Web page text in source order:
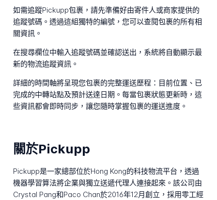
如需追蹤Pickupp包裹，請先準備好由寄件人或商家提供的
追蹤號碼。透過這組獨特的編號，您可以查閱包裹的所有相
關資訊。
在搜尋欄位中輸入追蹤號碼並確認送出，系統將自動顯示最
新的物流追蹤資訊。
詳細的時間軸將呈現您包裹的完整運送歷程：目前位置、已
完成的中轉站點及預計送達日期。每當包裹狀態更新時，這
些資訊都會即時同步，讓您隨時掌握包裹的運送進度。
關於Pickupp
Pickupp是一家總部位於Hong Kong的科技物流平台，透過
機器學習算法將企業與獨立送遞代理人連接起來。該公司由
Crystal Pang和Paco Chan於2016年12月創立，採用零工經